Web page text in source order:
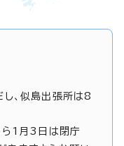
、似島出張所は8
ら1月3日は閉庁